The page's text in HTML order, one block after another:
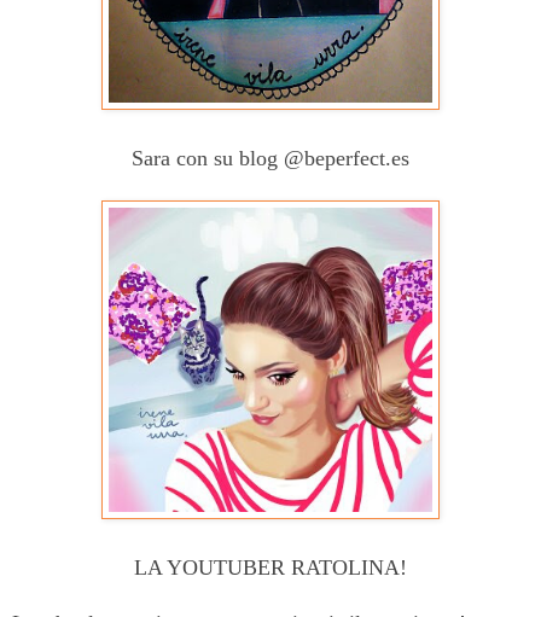
Sara con su blog @beperfect.es
LA YOUTUBER RATOLINA!